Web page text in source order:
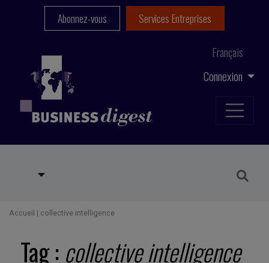
Connexion
Français
Abonnez-vous Services Entreprises
Accueil | collective intelligence
Tag : collective intelligence